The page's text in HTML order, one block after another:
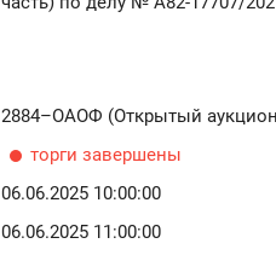
2884–ОАОФ (Открытый
торги завершены
06.06.2025 10:00:00
06.06.2025 11:00:00